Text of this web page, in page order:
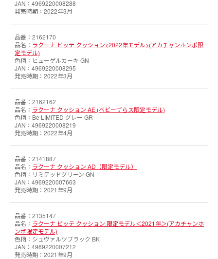
4969220008288
2022年3月
2162170
ラクーナ ビッテ クッション<2022年モデル>(アカチャンホンポ限
定モデル)
ヒューゲルカーキ GN
4969220008295
2022年3月
2162162
ラクーナ クッション AE (ベビーザらス限定モデル)
Be LIMITED グレー GR
4969220008219
2022年4月
2141887
ラクーナ クッション AD（限定モデル）
リミテッドグリーン GN
4969220007663
2021年9月
2135147
ラクーナ ビッテ クッション 限定モデル＜2021年＞(アカチャンホ
ンポ限定モデル)
シュヴァルツブラック BK
4969220007212
2021年9月